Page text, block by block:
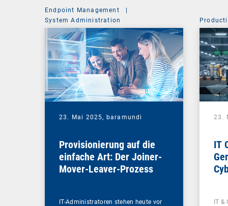
Endpoint Management
System Administration
23. Mai 2025, baramundi
Provisionierung auf die
einfache Art: Der Joiner-
Mover-Leaver-Prozess
IT-Administratoren stehen heute vor
23.
IT
IT &